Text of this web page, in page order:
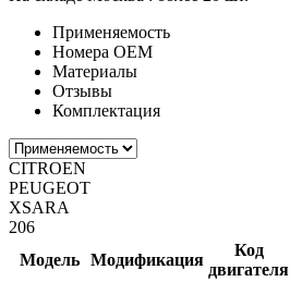
Применяемость
Номера ОЕМ
Материалы
Отзывы
Комплектация
CITROEN
PEUGEOT
XSARA
206
Модель
Модификация
Код
двигателя